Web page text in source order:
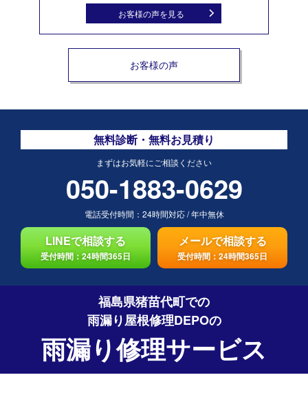
お客様の声を見る
お客様の声
無料診断・無料お見積り
まずはお気軽にご相談ください
050-1883-0629
電話受付時間： 24時間対応/年中無休
LINEで相談する
受付時間：24時間365日
メールで相談する
受付時間：24時間365日
福島県猪苗代町での
雨漏り屋根修理DEPOの
雨漏り修理サービス